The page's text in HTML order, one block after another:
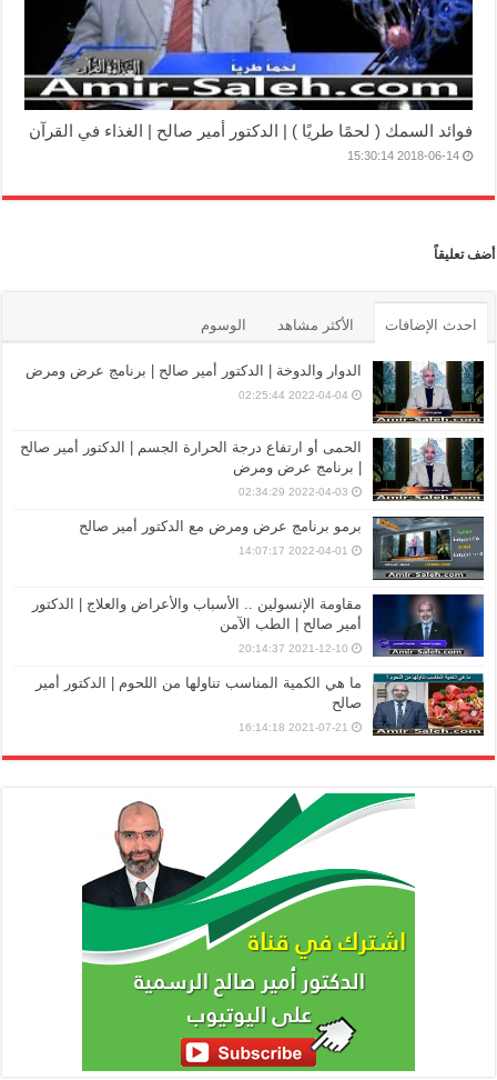
فوائد السمك ( لحمًا طريًا ) | الدكتور أمير صالح | الغذاء في القرآن
2018-06-14 15:30:14
أضف تعليقاً
احدث الإضافات الأكثر مشاهد الوسوم
الدوار والدوخة | الدكتور أمير صالح | برنامج عرض ومرض
2022-04-04 02:25:44
الحمى أو ارتفاع درجة الحرارة الجسم | الدكتور أمير صالح
| برنامج عرض ومرض
2022-04-03 02:34:29
برمو برنامج عرض ومرض مع الدكتور أمير صالح
2022-04-01 14:07:17
مقاومة الإنسولين .. الأسباب والأعراض والعلاج | الدكتور
أمير صالح | الطب الآمن
2021-12-10 20:14:37
ما هي الكمية المناسب تناولها من اللحوم | الدكتور أمير
صالح
2021-07-21 16:14:18